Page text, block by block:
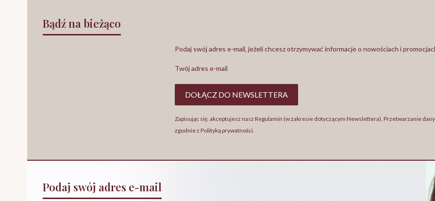
Bądź na bieżąco
Podaj swój adres e-mail, jeżeli chcesz otrzymywać informacje o nowościach i
Twój adres e-mail
DOŁĄCZ DO NEWSLETTERA
Zapisując się, akceptujesz nasz Regulamin (w zakresie dotyczącym Newslettera). Przetwarzanie
zgodnie z Polityką prywatności.
Podaj swój adres e-mail